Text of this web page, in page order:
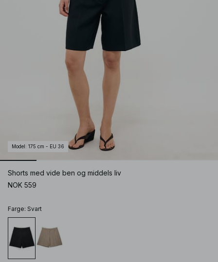
Model : 175 cm - EU 36
Shorts med vide ben og middels liv
NOK 559
Farge: Svart